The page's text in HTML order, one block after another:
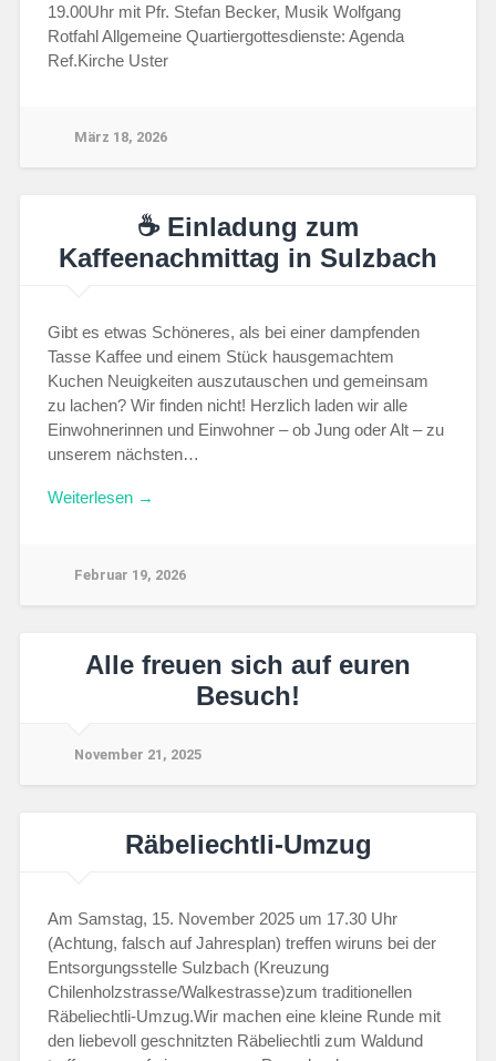
19.00Uhr mit Pfr. Stefan Becker, Musik Wolfgang
Rotfahl Allgemeine Quartiergottesdienste: Agenda
Ref.Kirche Uster
März 18, 2026
☕ Einladung zum
Kaffeenachmittag in Sulzbach
Gibt es etwas Schöneres, als bei einer dampfenden
Tasse Kaffee und einem Stück hausgemachtem
Kuchen Neuigkeiten auszutauschen und gemeinsam
zu lachen? Wir finden nicht! Herzlich laden wir alle
Einwohnerinnen und Einwohner – ob Jung oder Alt – zu
unserem nächsten…
Weiterlesen →
Februar 19, 2026
Alle freuen sich auf euren
Besuch!
November 21, 2025
Räbeliechtli-Umzug
Am Samstag, 15. November 2025 um 17.30 Uhr
(Achtung, falsch auf Jahresplan) treffen wiruns bei der
Entsorgungsstelle Sulzbach (Kreuzung
Chilenholzstrasse/Walkestrasse)zum traditionellen
Räbeliechtli-Umzug.Wir machen eine kleine Runde mit
den liebevoll geschnitzten Räbeliechtli zum Waldund